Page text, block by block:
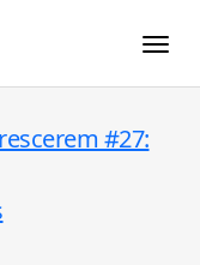
#27: